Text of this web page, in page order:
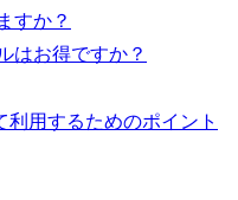
すか？
はお得ですか？
用するためのポイント